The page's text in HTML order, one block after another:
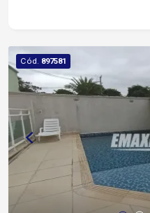
Sorocaba 15 minutos da Avenida Dom Aguirre,
com acesso à região
cidade A proximidade com a Avenida Três de
Março, a apenas 500
deslocamento para
acesso rápido a
de jogos Espaço
Cód. 897581